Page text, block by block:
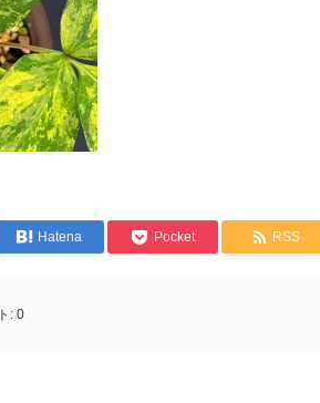
Hatena Pocket RSS
: 0